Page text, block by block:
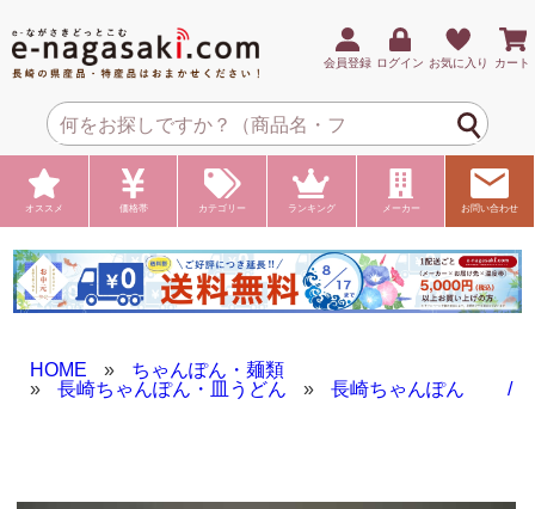
会員登録 ログイン お気に入り カート
オススメ 価格帯 カテゴリー ランキング メーカー お問い合わせ
HOME »
ちゃんぽん・麺類
»
長崎ちゃんぽん・皿うどん » 長崎ちゃんぽん /